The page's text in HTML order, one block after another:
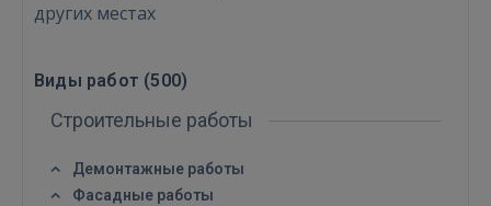
других местах
Виды работ (500)
Строительные работы
Демонтажные работы
Фасадные работы